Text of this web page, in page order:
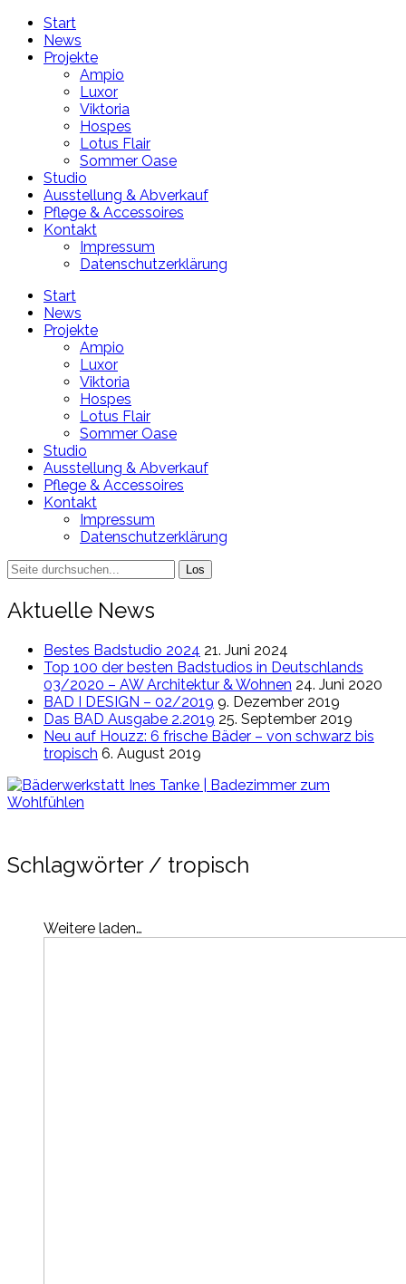
Start
News
Projekte
Ampio
Luxor
Viktoria
Hospes
Lotus Flair
Sommer Oase
Studio
Ausstellung & Abverkauf
Pflege & Accessoires
Kontakt
Impressum
Datenschutzerklärung
Start
News
Projekte
Ampio
Luxor
Viktoria
Hospes
Lotus Flair
Sommer Oase
Studio
Ausstellung & Abverkauf
Pflege & Accessoires
Kontakt
Impressum
Datenschutzerklärung
Search
for:
Aktuelle News
Bestes Badstudio 2024 21. Juni 2024
Top 100 der besten Badstudios in Deutschlands
03/2020 – AW Architektur & Wohnen 24. Juni 2020
BAD I DESIGN – 02/2019 9. Dezember 2019
Das BAD Ausgabe 2.2019 25. September 2019
Neu auf Houzz: 6 frische Bäder – von schwarz bis
tropisch 6. August 2019
Schlagwörter / tropisch
Weitere laden…